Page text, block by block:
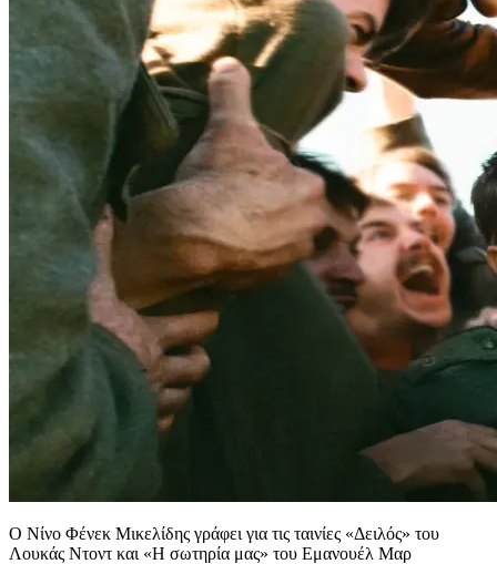
Ο Νίνο Φένεκ Μικελίδης γράφει για τις ταινίες «Δειλός» του
Λουκάς Ντοντ και «Η σωτηρία μας» του Εμανουέλ Μαρ